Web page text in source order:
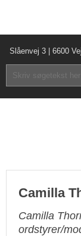
Slåenvej 3 | 6600
Camilla
Camilla
ordstyrer/